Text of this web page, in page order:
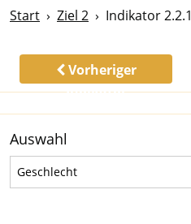
Start Ziel 2 Indikator 2.2.1
Vorheriger
Indikator
Auswahl
GeschlechtGeschlecht